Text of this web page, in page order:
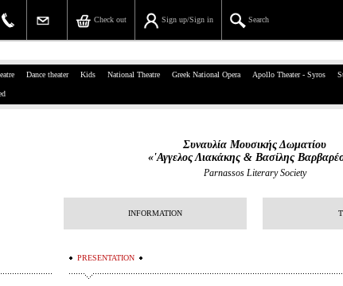
Search
Sign up/Sign in
Check out
39, Panepistimiou Str, Athens
Sign up/Sign in
Check out
Dance theater Kids National Theatre Greek National Opera Apollo Theater - Syros
Συναυλία Μουσικής Δωματίου
«'Αγγελος Λιακάκης & Βασίλης
Parnassos Literary Society
INFORMATION
PRESENTATION